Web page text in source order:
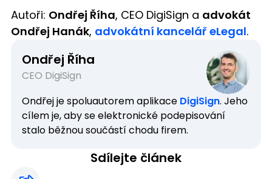
Autoři: Ondřej Říha, CEO DigiSign a advokát
Ondřej Hanák, advokátní kancelář eLegal.
Ondřej Říha
CEO DigiSign
Ondřej je spoluautorem aplikace DigiSign. Jeho
cílem je, aby se elektronické podepisování
stalo běžnou součástí chodu firem.
Sdílejte článek